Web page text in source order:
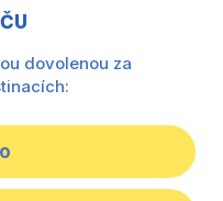
dovolenou za